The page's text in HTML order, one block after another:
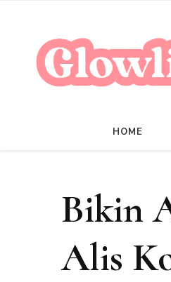
HOME
Bikin
Alis